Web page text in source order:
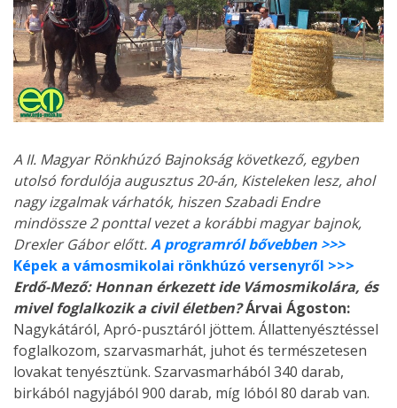
A II. Magyar Rönkhúzó Bajnokság következő, egyben
utolsó fordulója augusztus 20-án, Kisteleken lesz, ahol
nagy izgalmak várhatók, hiszen Szabadi Endre
mindössze 2 ponttal vezet a korábbi magyar bajnok,
Drexler Gábor előtt.A programról bővebben >>>
Képek a vámosmikolai rönkhúzó versenyről >>>
Erdő-Mező: Honnan érkezett ide Vámosmikolára, és
mivel foglalkozik a civil életben?Árvai Ágoston:
Nagykátáról, Apró-pusztáról jöttem. Állattenyésztéssel
foglalkozom, szarvasmarhát, juhot és természetesen
lovakat tenyésztünk. Szarvasmarhából 340 darab,
birkából nagyjából 900 darab, míg lóból 80 darab van.